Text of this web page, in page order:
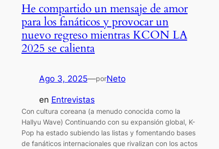
He compartido un mensaje de amor
para los fanáticos y provocar un
nuevo regreso mientras KCON LA
2025 se calienta
Ago 3, 2025—porNeto
en Entrevistas
Con cultura coreana (a menudo conocida como la
Hallyu Wave) Continuando con su expansión global, K-
Pop ha estado subiendo las listas y fomentando bases
de fanáticos internacionales que rivalizan con los actos